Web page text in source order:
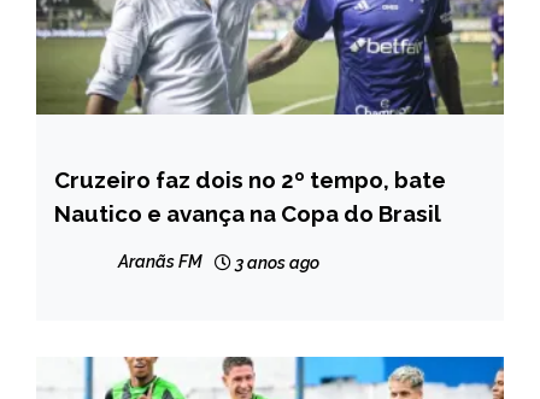
ESPORTES
Cruzeiro faz dois no 2º tempo, bate
Nautico e avança na Copa do Brasil
Aranãs FM 3 anos ago